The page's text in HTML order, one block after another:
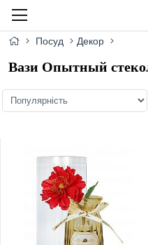
Посуд Декор
Вази Опытный